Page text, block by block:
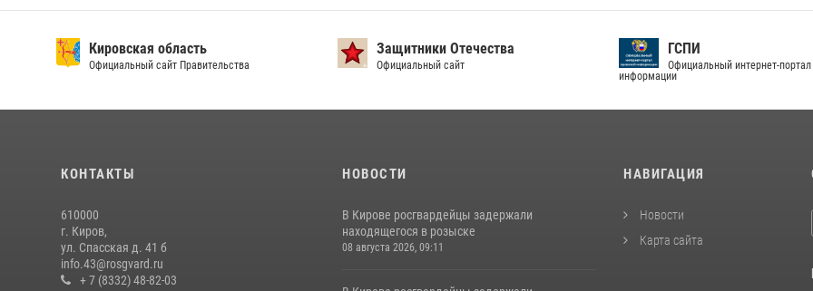
Кировская область
Официальный сайт Правительства
Защитники Отечества
Официальный сайт
ГСПИ
Официальный интернет-
информации
КОНТАКТЫ
610000
г. Киров,
ул. Спасская д. 41 б
info.43@rosgvard.ru
+ 7 (8332) 48-82-03
НОВОСТИ
В Кирове росгвардейцы задержали
находящегося в розыске
08 августа 2026, 09:11
НАВИГАЦИЯ
Новости
Карта сайта